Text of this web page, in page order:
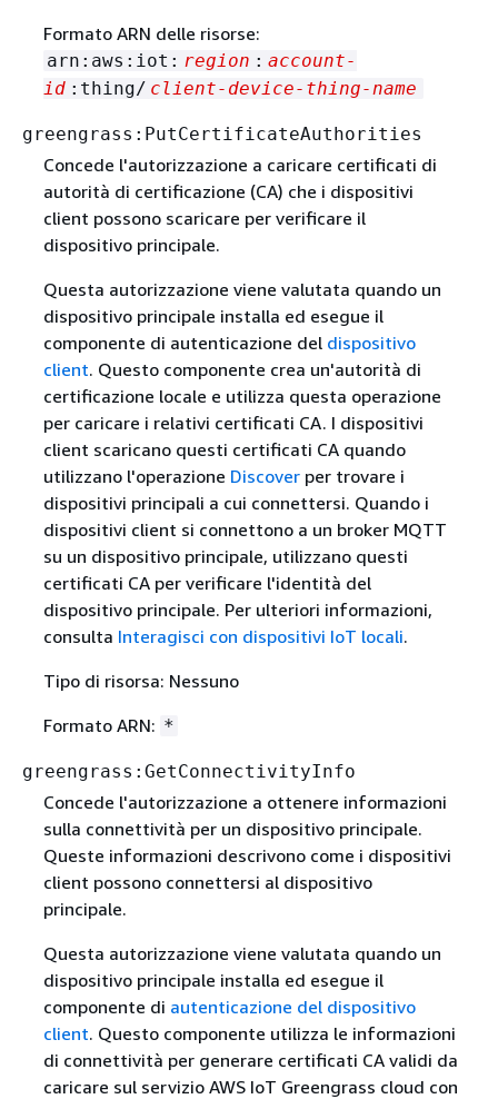
Formato ARN delle risorse:
arn:aws:iot: region : account-
id :thing/ client-device-thing-name
greengrass:PutCertificateAuthorities
Concede l'autorizzazione a caricare certificati di
autorità di certificazione (CA) che i dispositivi
client possono scaricare per verificare il
dispositivo principale.
Questa autorizzazione viene valutata quando un
dispositivo principale installa ed esegue il
componente di autenticazione del dispositivo
client. Questo componente crea un'autorità di
certificazione locale e utilizza questa operazione
per caricare i relativi certificati CA. I dispositivi
client scaricano questi certificati CA quando
utilizzano l'operazione Discoverper trovare i
dispositivi principali a cui connettersi. Quando i
dispositivi client si connettono a un broker MQTT
su un dispositivo principale, utilizzano questi
certificati CA per verificare l'identità del
dispositivo principale. Per ulteriori informazioni,
consulta Interagisci con dispositivi IoT locali.
Tipo di risorsa: Nessuno
Formato ARN: *
greengrass:GetConnectivityInfo
Concede l'autorizzazione a ottenere informazioni
sulla connettività per un dispositivo principale.
Queste informazioni descrivono come i dispositivi
client possono connettersi al dispositivo
principale.
Questa autorizzazione viene valutata quando un
dispositivo principale installa ed esegue il
componente di autenticazione del dispositivo
client. Questo componente utilizza le informazioni
di connettività per generare certificati CA validi da
caricare sul servizio AWS IoT Greengrass cloud con